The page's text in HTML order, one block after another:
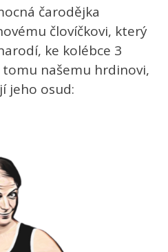
čarodějka
človíčkovi, který
ke kolébce 3
našemu hrdinovi,
jeho osud: